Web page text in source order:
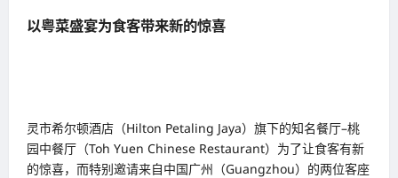
以粤菜盛宴为食客带来新的惊喜
灵市希尔顿酒店（Hilton Petaling Jaya）旗下的知名餐厅–桃
园中餐厅（Toh Yuen Chinese Restaurant）为了让食客有新
的惊喜，而特别邀请来自中国广州（Guangzhou）的两位客座